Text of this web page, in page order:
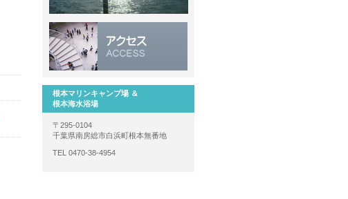
根本マリンキャンプ場 ＆
根本海水浴場
〒295-0104
千葉県南房総市白浜町根本無番地
TEL 0470-38-4954